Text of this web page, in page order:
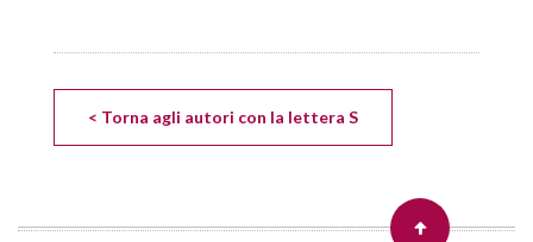
< Torna agli autori con la lettera S